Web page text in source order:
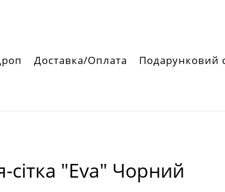
Доставка/Оплата Подарунковий
сітка "Eva" Чорний